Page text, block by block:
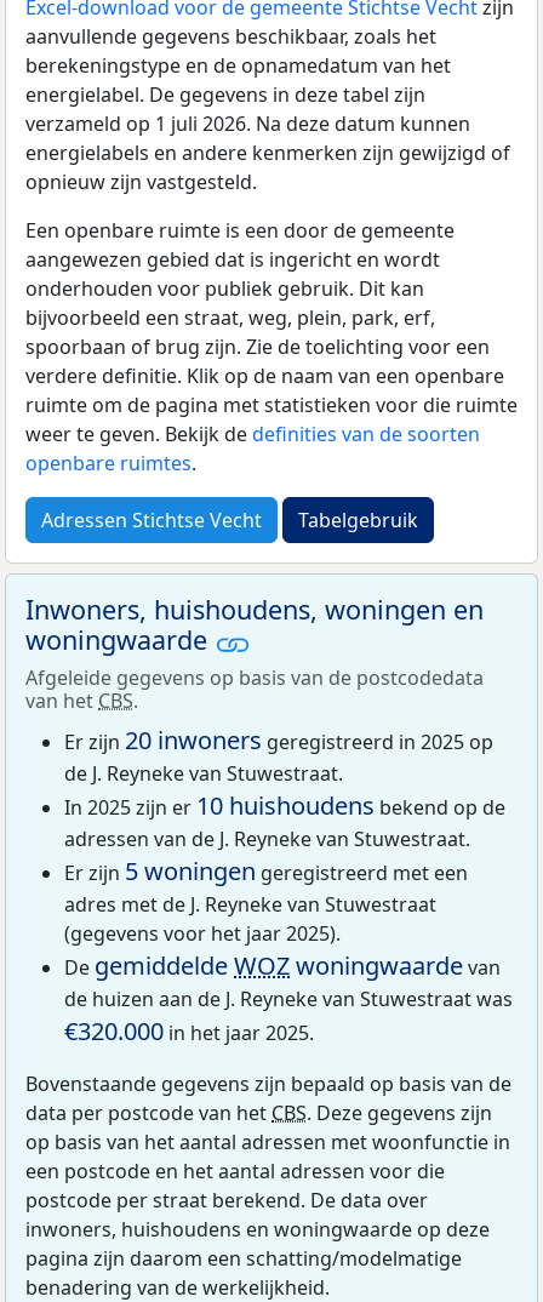
Excel-download voor de gemeente Stichtse Vechtzijn
aanvullende gegevens beschikbaar, zoals het
berekeningstype en de opnamedatum van het
energielabel. De gegevens in deze tabel zijn
verzameld op 1 juli 2026. Na deze datum kunnen
energielabels en andere kenmerken zijn gewijzigd of
opnieuw zijn vastgesteld.
Een openbare ruimte is een door de gemeente
aangewezen gebied dat is ingericht en wordt
onderhouden voor publiek gebruik. Dit kan
bijvoorbeeld een straat, weg, plein, park, erf,
spoorbaan of brug zijn. Zie de toelichting voor een
verdere definitie. Klik op de naam van een openbare
ruimte om de pagina met statistieken voor die ruimte
weer te geven. Bekijk dedefinities van de soorten
openbare ruimtes.
Adressen Stichtse Vecht Tabelgebruik
Inwoners, huishoudens, woningen en
woningwaarde
Afgeleide gegevens op basis van de postcodedata
van het CBS.
Er zijn 20 inwoners geregistreerd in 2025 op
de J. Reyneke van Stuwestraat.
In 2025 zijn er 10 huishoudens bekend op de
adressen van de J. Reyneke van Stuwestraat.
Er zijn 5 woningen geregistreerd met een
adres met de J. Reyneke van Stuwestraat
(gegevens voor het jaar 2025).
De gemiddeldeWOZwoningwaardevan
de huizen aan de J. Reyneke van Stuwestraat was
€320.000 in het jaar 2025.
Bovenstaande gegevens zijn bepaald op basis van de
data per postcode van het CBS. Deze gegevens zijn
op basis van het aantal adressen met woonfunctie in
een postcode en het aantal adressen voor die
postcode per straat berekend. De data over
inwoners, huishoudens en woningwaarde op deze
pagina zijn daarom een schatting/modelmatige
benadering van de werkelijkheid.